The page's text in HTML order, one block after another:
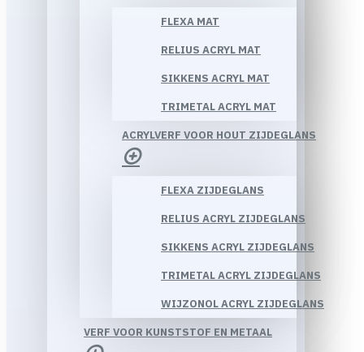
FLEXA MAT
RELIUS ACRYL MAT
SIKKENS ACRYL MAT
TRIMETAL ACRYL MAT
ACRYLVERF VOOR HOUT ZIJDEGLANS
FLEXA ZIJDEGLANS
RELIUS ACRYL ZIJDEGLANS
SIKKENS ACRYL ZIJDEGLANS
TRIMETAL ACRYL ZIJDEGLANS
WIJZONOL ACRYL ZIJDEGLANS
VERF VOOR KUNSTSTOF EN METAAL